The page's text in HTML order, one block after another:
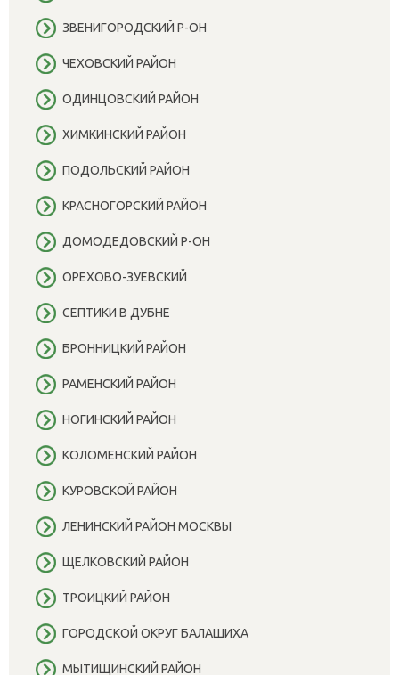
ЗВЕНИГОРОДСКИЙ Р-ОН
ЧЕХОВСКИЙ РАЙОН
ОДИНЦОВСКИЙ РАЙОН
ХИМКИНСКИЙ РАЙОН
ПОДОЛЬСКИЙ РАЙОН
КРАСНОГОРСКИЙ РАЙОН
ДОМОДЕДОВСКИЙ Р-ОН
ОРЕХОВО-ЗУЕВСКИЙ
СЕПТИКИ В ДУБНЕ
БРОННИЦКИЙ РАЙОН
РАМЕНСКИЙ РАЙОН
НОГИНСКИЙ РАЙОН
КОЛОМЕНСКИЙ РАЙОН
КУРОВСКОЙ РАЙОН
ЛЕНИНСКИЙ РАЙОН МОСКВЫ
ЩЕЛКОВСКИЙ РАЙОН
ТРОИЦКИЙ РАЙОН
ГОРОДСКОЙ ОКРУГ БАЛАШИХА
МЫТИЩИНСКИЙ РАЙОН